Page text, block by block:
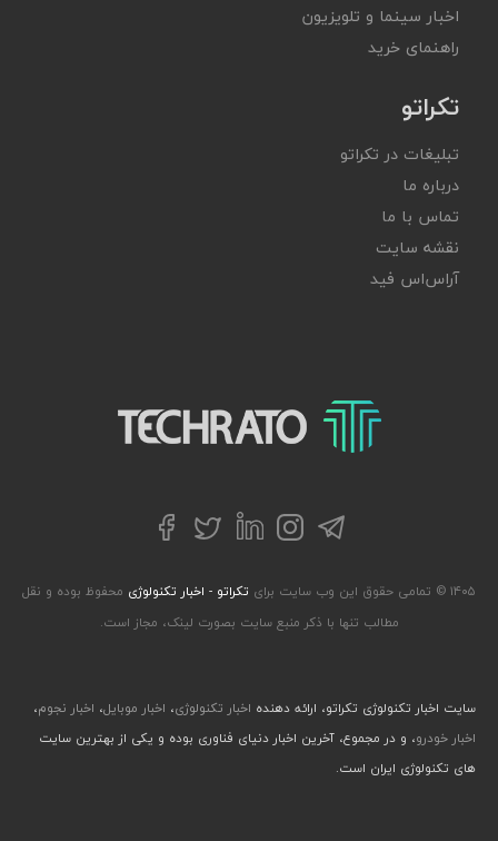
اخبار سینما و تلویزیون
راهنمای خرید
تکراتو
تبلیغات در تکراتو
درباره ما
تماس با ما
نقشه سایت
آر‌اس‌اس فید
تکراتو – زندگی با تکنولوژی
تلگراماینستاگرام
لینکداینتوییترفیسبوک
۱۴۰۵ © تمامی حقوق این وب سایت برای تکراتو - اخبار تکنولوژی محفوظ بوده و نقل
مطالب تنها با ذکر منبع سایت بصورت لینک، مجاز است.
سایت اخبار تکنولوژی تکراتو، ارائه دهنده اخبار تکنولوژی، اخبار موبایل، اخبار نجوم،
اخبار خودرو، و در مجموع، آخرین اخبار دنیای فناوری بوده و یکی از بهترین سایت
های تکنولوژی ایران است.